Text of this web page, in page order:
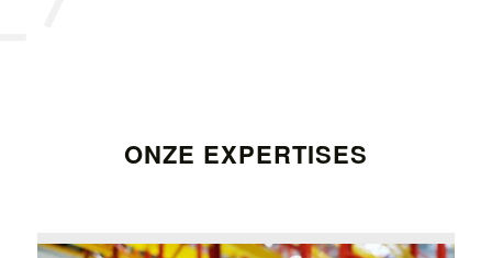
ONZE EXPERTISES